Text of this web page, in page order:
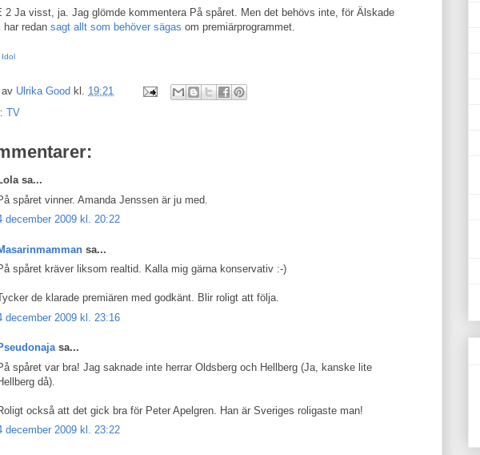
2 Ja visst, ja. Jag glömde kommentera På spåret. Men det behövs inte, för Älskade
har redan sagt allt som behöver sägas om premiärprogrammet.
Idol
av Ulrika Good kl. 19:21
TV
sa...
spåret vinner. Amanda Jenssen är ju med.
december 2009 kl. 20:22
sa...
spåret kräver liksom realtid. Kalla mig gärna konservativ :-)
de klarade premiären med godkänt. Blir roligt att följa.
december 2009 kl. 23:16
sa...
spåret var bra! Jag saknade inte herrar Oldsberg och Hellberg (Ja, kanske lite
då).
också att det gick bra för Peter Apelgren. Han är Sveriges roligaste man!
december 2009 kl. 23:22